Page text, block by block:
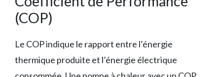
(COP)
Le COP indique le rapport entre l’énergie
thermique produite et l’énergie électrique